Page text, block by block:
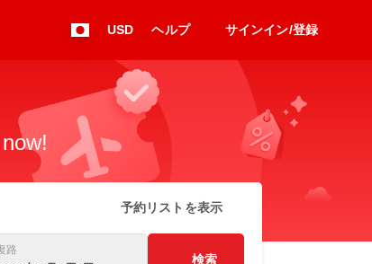
USD ヘルプ サインイン/登録
予約リストを表示
路
検索